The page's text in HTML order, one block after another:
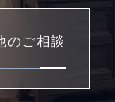
のご相談